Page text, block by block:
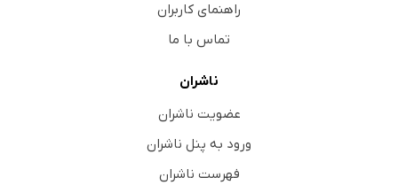
راهنمای کاربران
تماس با ما
ناشران
عضویت ناشران
ورود به پنل ناشران
فهرست ناشران